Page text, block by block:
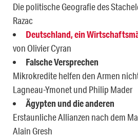
Die politische Geografie des
Razac
Deutschland, ein
von Olivier Cyran
Falsche Versprechen
Mikrokredite helfen den Armen
Lagneau-Ymonet und Philip Mader
Ägypten und die anderen
Erstaunliche Allianzen nach dem
Alain Gresh